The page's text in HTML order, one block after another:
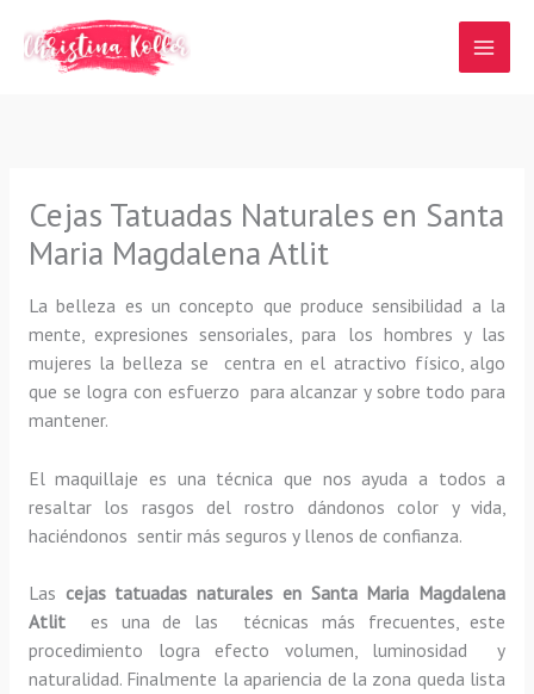
contenido
Cejas Tatuadas Naturales en Santa
Maria Magdalena Atlit
La belleza es un concepto que produce sensibilidad a la
mente, expresiones sensoriales, para los hombres y las
mujeres la belleza se centra en el atractivo físico, algo
que se logra con esfuerzo para alcanzar y sobre todo para
mantener.
El maquillaje es una técnica que nos ayuda a todos a
resaltar los rasgos del rostro dándonos color y vida,
haciéndonos sentir más seguros y llenos de confianza.
Las cejas tatuadas naturales en Santa Maria Magdalena
Atlit es una de las técnicas más frecuentes, este
procedimiento logra efecto volumen, luminosidad y
naturalidad. Finalmente la apariencia de la zona queda lista